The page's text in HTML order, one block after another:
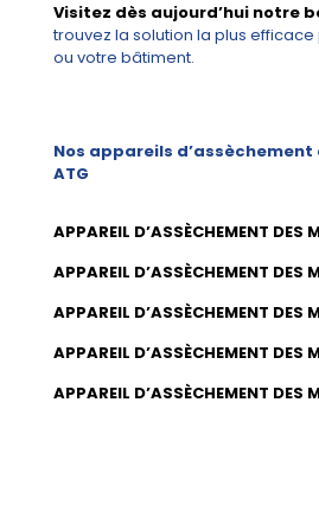
Visitez dès aujourd’hui notre
trouvez la solution la plus
ou votre bâtiment.
Nos appareils d’assèchement
ATG
APPAREIL D’ASSÈCHEMENT DES
APPAREIL D’ASSÈCHEMENT DES
APPAREIL D’ASSÈCHEMENT DES
APPAREIL D’ASSÈCHEMENT DES
APPAREIL D’ASSÈCHEMENT DES